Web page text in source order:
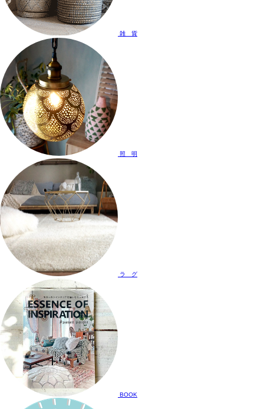
雑 貨
照 明
ラ グ
BOOK